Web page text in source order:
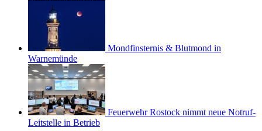
Mondfinsternis & Blutmond in
Warnemünde
Feuerwehr Rostock nimmt neue Notruf-
Leitstelle in Betrieb